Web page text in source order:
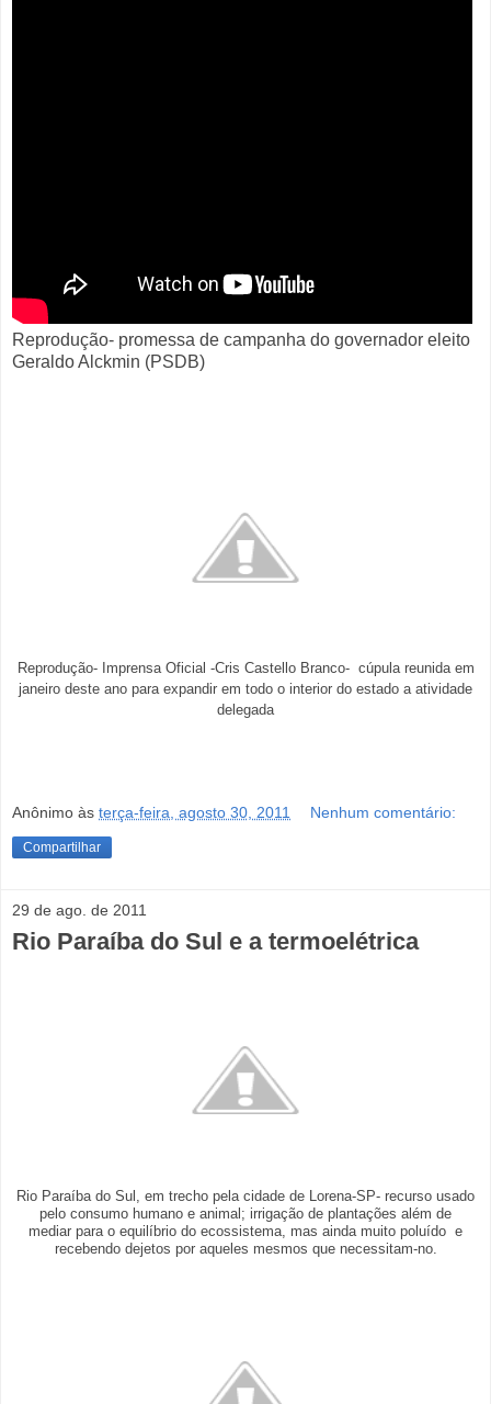
Reprodução- promessa de campanha do governador eleito
Geraldo Alckmin (PSDB)
Reprodução- Imprensa Oficial -Cris Castello Branco- cúpula reunida em
janeiro deste ano para expandir em todo o interior do estado a atividade
delegada
Anônimo às terça-feira, agosto 30, 2011 Nenhum comentário:
Compartilhar
29 de ago. de 2011
Rio Paraíba do Sul e a termoelétrica
Rio Paraíba do Sul, em trecho pela cidade de Lorena-SP- recurso usado
pelo consumo humano e animal; irrigação de plantações além de
mediar para o equilíbrio do ecossistema, mas ainda muito poluído e
recebendo dejetos por aqueles mesmos que necessitam-no.